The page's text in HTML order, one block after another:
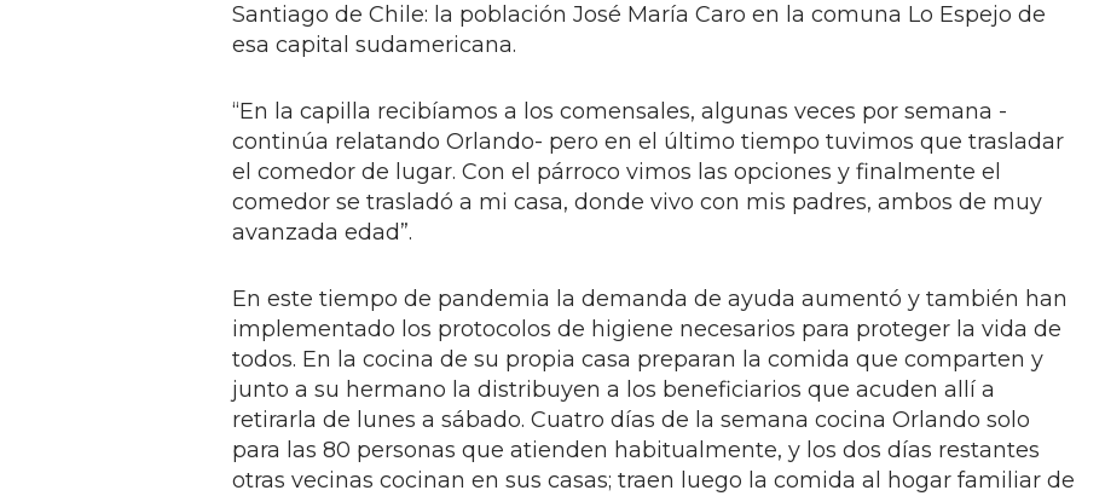
Santiago de Chile: la población José María Caro en la comuna Lo Espejo de
esa capital sudamericana.
“En la capilla recibíamos a los comensales, algunas veces por semana -
continúa relatando Orlando- pero en el último tiempo tuvimos que trasladar
el comedor de lugar. Con el párroco vimos las opciones y finalmente el
comedor se trasladó a mi casa, donde vivo con mis padres, ambos de muy
avanzada edad”.
En este tiempo de pandemia la demanda de ayuda aumentó y también han
implementado los protocolos de higiene necesarios para proteger la vida de
todos. En la cocina de su propia casa preparan la comida que comparten y
junto a su hermano la distribuyen a los beneficiarios que acuden allí a
retirarla de lunes a sábado. Cuatro días de la semana cocina Orlando solo
para las 80 personas que atienden habitualmente, y los dos días restantes
otras vecinas cocinan en sus casas; traen luego la comida al hogar familiar de